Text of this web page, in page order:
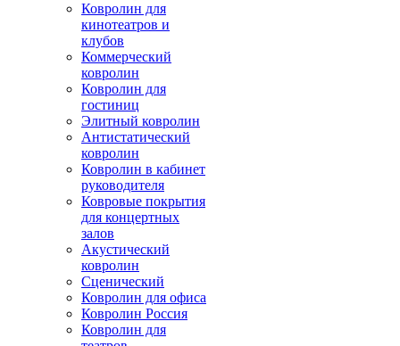
Ковролин для
кинотеатров и
клубов
Коммерческий
ковролин
Ковролин для
гостиниц
Элитный ковролин
Антистатический
ковролин
Ковролин в кабинет
руководителя
Ковровые покрытия
для концертных
залов
Акустический
ковролин
Сценический
Ковролин для офиса
Ковролин Россия
Ковролин для